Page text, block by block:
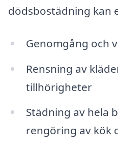
dödsbostädning kan
Genomgång och
Rensning av
tillhörigheter
Städning av hela
rengöring av kök